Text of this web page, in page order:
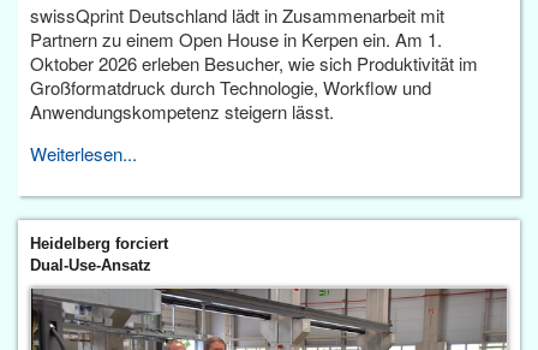
swissQprint Deutschland lädt in Zusammenarbeit mit
Partnern zu einem Open House in Kerpen ein. Am 1.
Oktober 2026 erleben Besucher, wie sich Produktivität im
Großformatdruck durch Technologie, Workflow und
Anwendungskompetenz steigern lässt.
Weiterlesen...
Heidelberg forciert
Dual-Use-Ansatz